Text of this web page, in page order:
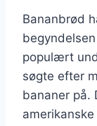
Bananbrød
populært
søgte efter
bananer på.